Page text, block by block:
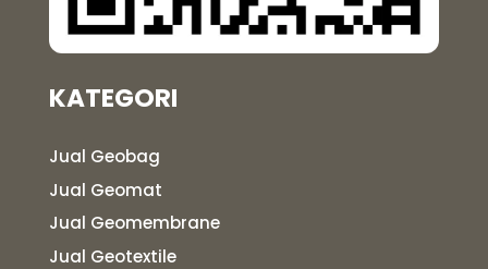
KATEGORI
Jual Geobag
Jual Geomat
Jual Geomembrane
Jual Geotextile